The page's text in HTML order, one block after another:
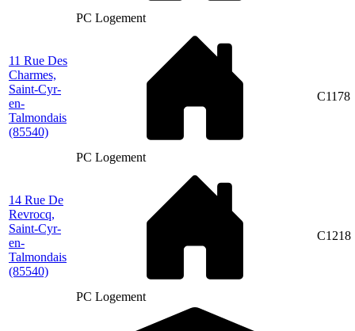
PC Logement
11 Rue Des
Charmes,
Saint-Cyr-
en-
Talmondais
(85540)
PC Logement
C1178
14 Rue De
Revrocq,
Saint-Cyr-
en-
Talmondais
(85540)
PC Logement
C1218